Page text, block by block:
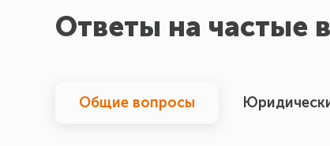
Ответы на частые
Общие вопросы